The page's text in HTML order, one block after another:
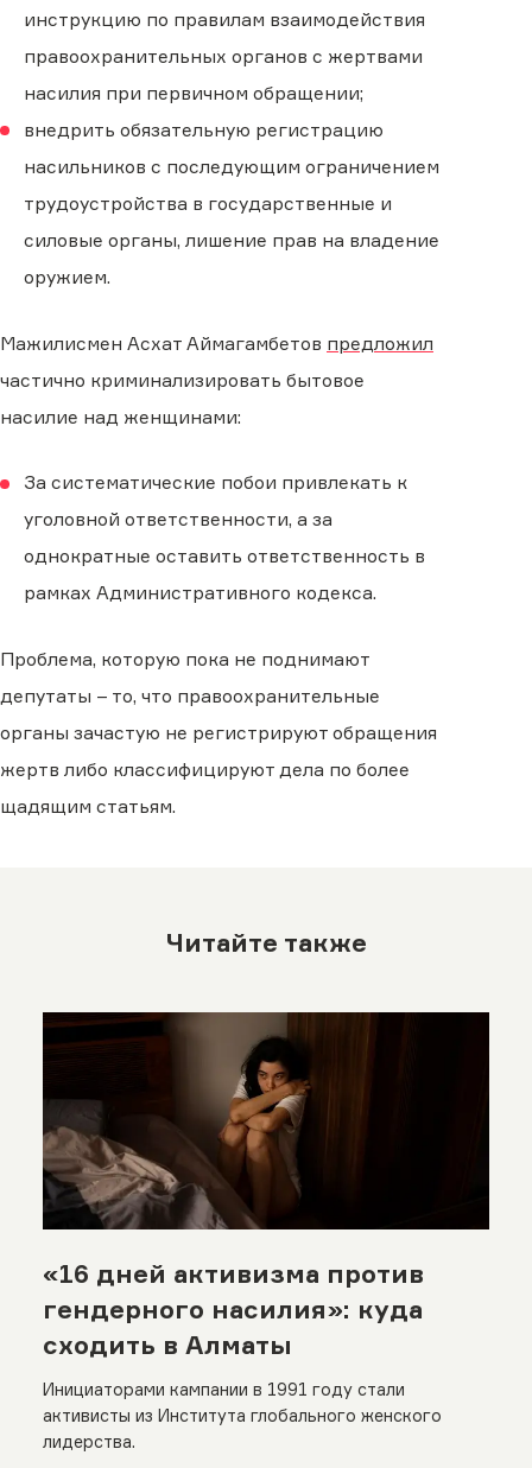
инструкцию по правилам взаимодействия
правоохранительных органов с жертвами
насилия при первичном обращении;
внедрить обязательную регистрацию
насильников с последующим ограничением
трудоустройства в государственные и
силовые органы, лишение прав на владение
оружием.
Мажилисмен Асхат Аймагамбетов предложил
частично криминализировать бытовое
насилие над женщинами:
За систематические побои привлекать к
уголовной ответственности, а за
однократные оставить ответственность в
рамках Административного кодекса.
Проблема, которую пока не поднимают
депутаты – то, что правоохранительные
органы зачастую не регистрируют обращения
жертв либо классифицируют дела по более
щадящим статьям.
Читайте также
«16 дней активизма против
гендерного насилия»: куда
сходить в Алматы
Инициаторами кампании в 1991 году стали
активисты из Института глобального женского
лидерства.